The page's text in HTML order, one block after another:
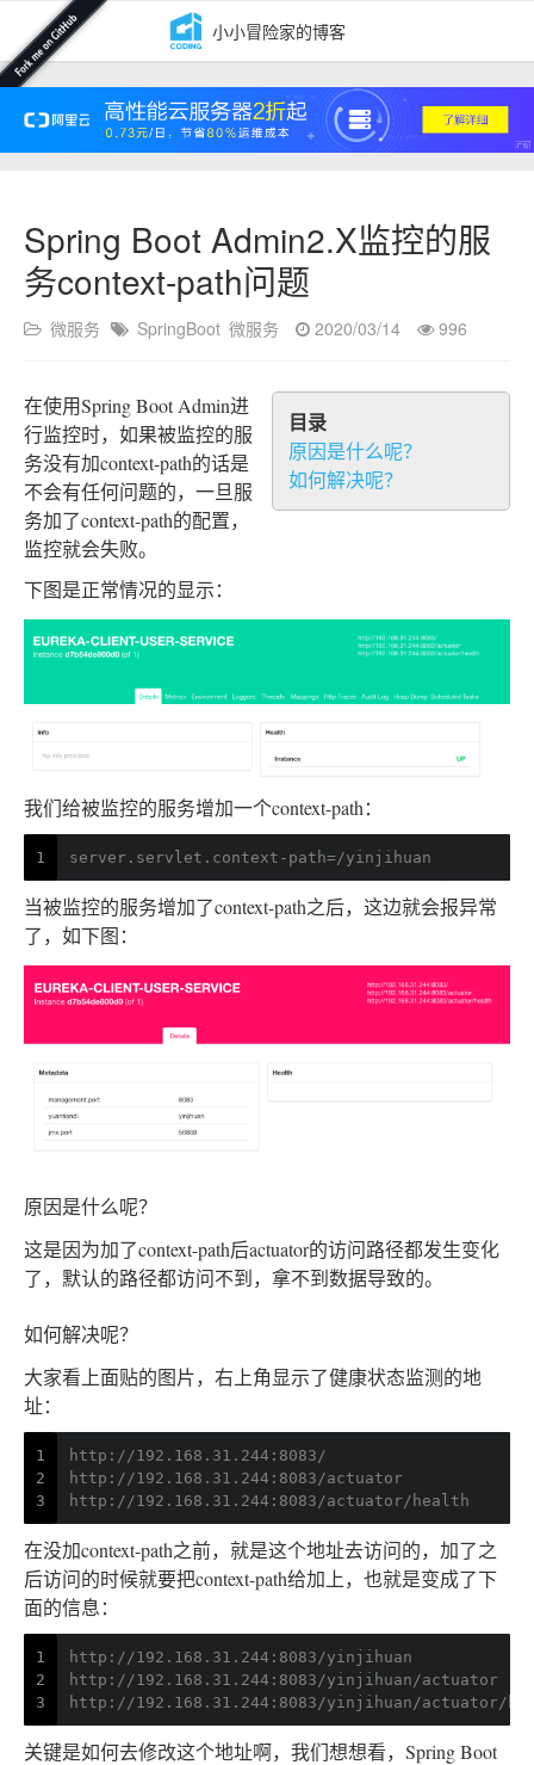
小小冒险家的博客
Spring Boot Admin2.X监控的服
务context-path问题
微服务 SpringBoot 微服务 2020/03/14 996
目录
原因是什么呢？
如何解决呢？
在使用Spring Boot Admin进
行监控时，如果被监控的服
务没有加context-path的话是
不会有任何问题的，一旦服
务加了context-path的配置，
监控就会失败。
下图是正常情况的显示：
我们给被监控的服务增加一个context-path：
1 server.servlet.context-path=/yinjihuan
当被监控的服务增加了context-path之后，这边就会报异常
了，如下图：
原因是什么呢？
这是因为加了context-path后actuator的访问路径都发生变化
了，默认的路径都访问不到，拿不到数据导致的。
如何解决呢？
大家看上面贴的图片，右上角显示了健康状态监测的地
址：
1
2
3
http://192.168.31.244:8083/
http://192.168.31.244:8083/actuator
http://192.168.31.244:8083/actuator/health
在没加context-path之前，就是这个地址去访问的，加了之
后访问的时候就要把context-path给加上，也就是变成了下
面的信息：
1
2
3
http://192.168.31.244:8083/yinjihuan
http://192.168.31.244:8083/yinjihuan/actuator
http://192.168.31.244:8083/yinjihuan/actuator/
关键是如何去修改这个地址啊，我们想想看，Spring Boot